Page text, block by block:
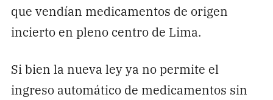
que vendían medicamentos de origen
incierto en pleno centro de Lima.
Si bien la nueva ley ya no permite el
ingreso automático de medicamentos sin